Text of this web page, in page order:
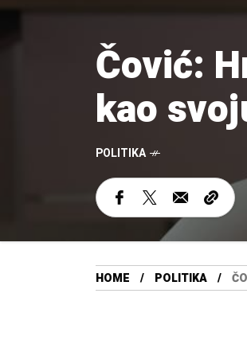
Čović:
kao
POLITIKA
HOME POLITIKA